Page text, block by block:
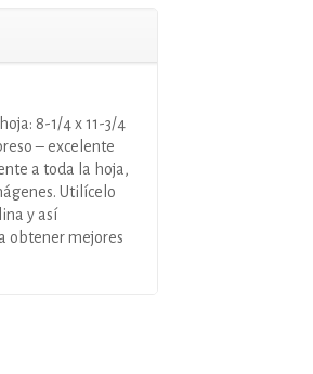
8-1/4 x 11-3/4
– excelente
a toda la hoja,
Utilícelo
y así
obtener mejores